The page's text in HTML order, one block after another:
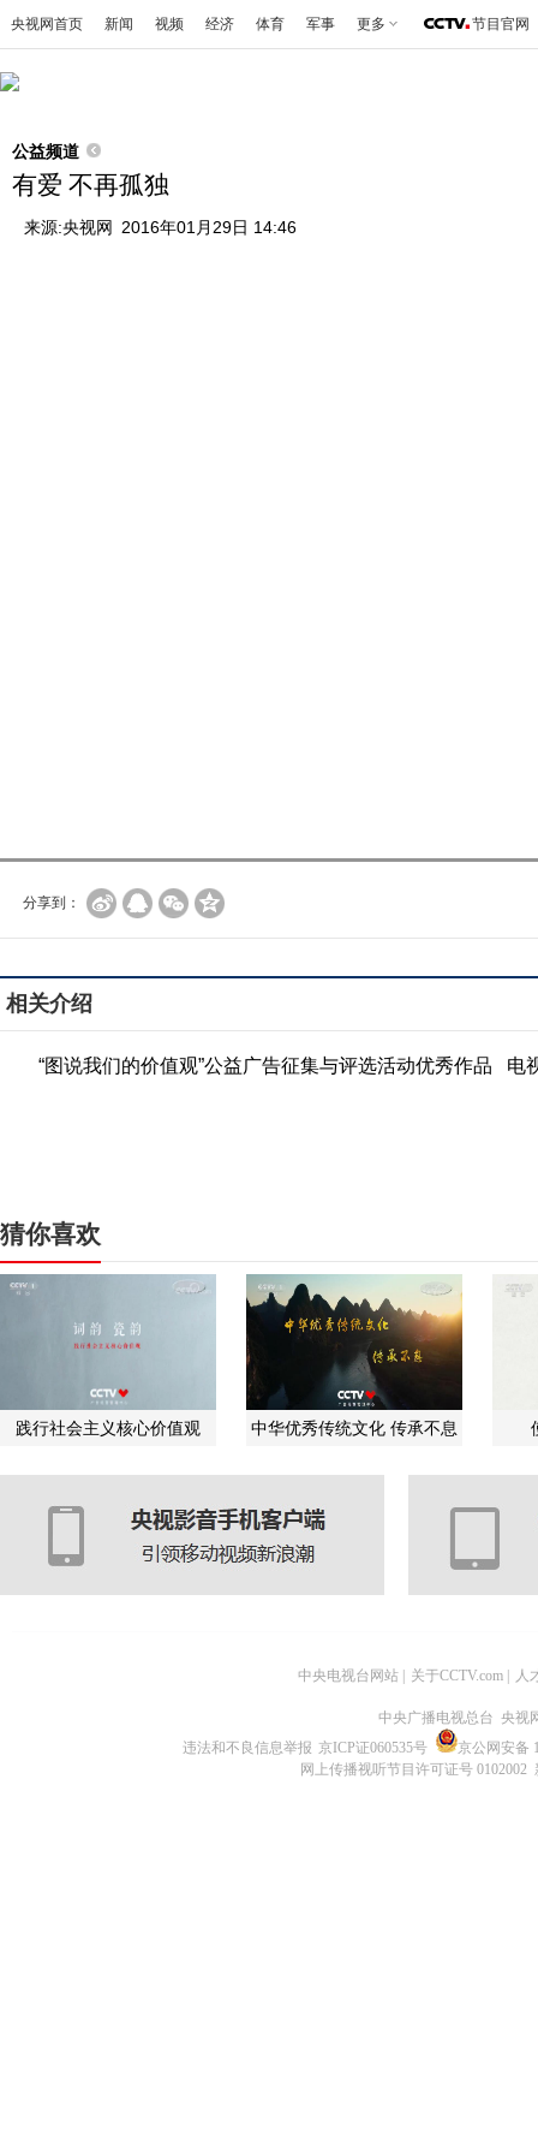
央视网首页 新闻 视频 经济 体育 军事 更多 节目官网
公益频道
有爱 不再孤独
来源:央视网 2016年01月29日 14:46
分享到：
相关介绍
“图说我们的价值观”公益广告征集与评选活动优秀作品 电
猜你喜欢
践行社会主义核心价值观 中华优秀传统文化 传承不息
中央电视台网站 关于CCTV.com 人
中央广播电视总台 央视
违法和不良信息举报 京ICP证060535号
京公网安备
网上传播视听节目许可证号 0102002